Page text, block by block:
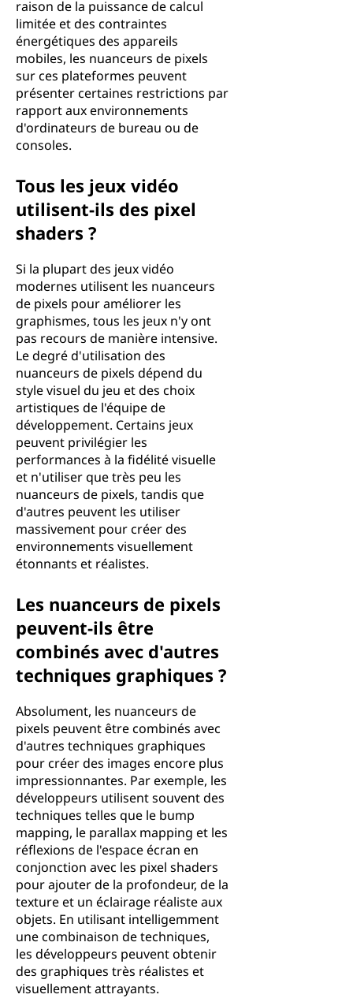
raison de la puissance de calcul
limitée et des contraintes
énergétiques des appareils
mobiles, les nuanceurs de pixels
sur ces plateformes peuvent
présenter certaines restrictions par
rapport aux environnements
d'ordinateurs de bureau ou de
consoles.
Tous les jeux vidéo
utilisent-ils des pixel
shaders ?
Si la plupart des jeux vidéo
modernes utilisent les nuanceurs
de pixels pour améliorer les
graphismes, tous les jeux n'y ont
pas recours de manière intensive.
Le degré d'utilisation des
nuanceurs de pixels dépend du
style visuel du jeu et des choix
artistiques de l'équipe de
développement. Certains jeux
peuvent privilégier les
performances à la fidélité visuelle
et n'utiliser que très peu les
nuanceurs de pixels, tandis que
d'autres peuvent les utiliser
massivement pour créer des
environnements visuellement
étonnants et réalistes.
Les nuanceurs de pixels
peuvent-ils être
combinés avec d'autres
techniques graphiques ?
Absolument, les nuanceurs de
pixels peuvent être combinés avec
d'autres techniques graphiques
pour créer des images encore plus
impressionnantes. Par exemple, les
développeurs utilisent souvent des
techniques telles que le bump
mapping, le parallax mapping et les
réflexions de l'espace écran en
conjonction avec les pixel shaders
pour ajouter de la profondeur, de la
texture et un éclairage réaliste aux
objets. En utilisant intelligemment
une combinaison de techniques,
les développeurs peuvent obtenir
des graphiques très réalistes et
visuellement attrayants.